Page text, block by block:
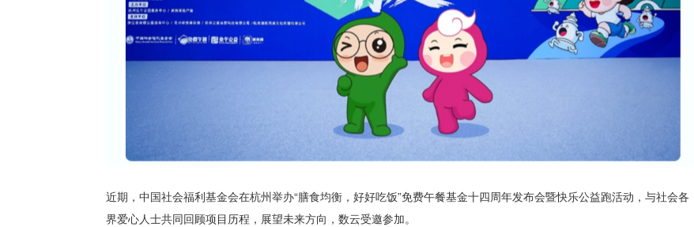
近期，中国社会福利基金会在杭州举办“膳食均衡，好好吃饭”免费午餐基金十四周年发布会暨快乐公益跑活动，与社会各
界爱心人士共同回顾项目历程，展望未来方向，数云受邀参加。